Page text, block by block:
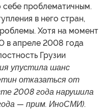
проблематичным.
в него стран,
Хотя на момент
в апреле 2008 года
Грузии
упустила шанс
отказаться от
2008 года нарушила
— прим. ИноСМИ).